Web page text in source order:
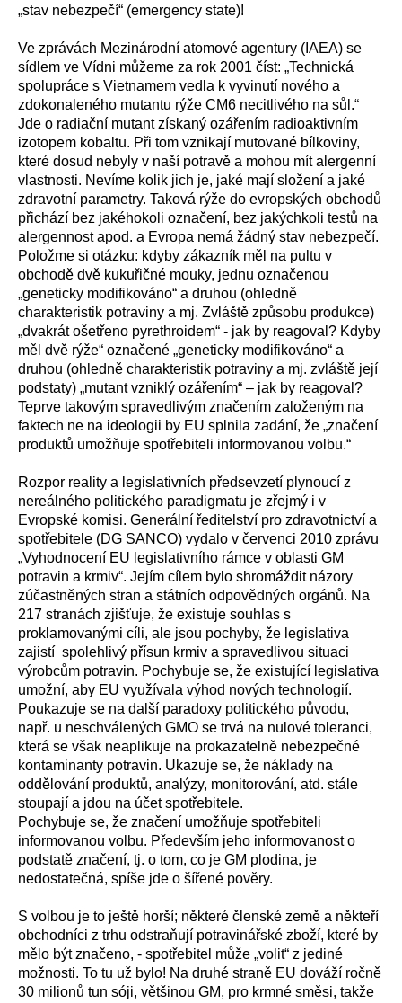
„stav nebezpečí“ (emergency state)!
Ve zprávách Mezinárodní atomové agentury (IAEA) se
sídlem ve Vídni můžeme za rok 2001 číst: „Technická
spolupráce s Vietnamem vedla k vyvinutí nového a
zdokonaleného mutantu rýže CM6 necitlivého na sůl.“
Jde o radiační mutant získaný ozářením radioaktivním
izotopem kobaltu. Při tom vznikají mutované bílkoviny,
které dosud nebyly v naší potravě a mohou mít alergenní
vlastnosti. Nevíme kolik jich je, jaké mají složení a jaké
zdravotní parametry. Taková rýže do evropských obchodů
přichází bez jakéhokoli označení, bez jakýchkoli testů na
alergennost apod. a Evropa nemá žádný stav nebezpečí.
Položme si otázku: kdyby zákazník měl na pultu v
obchodě dvě kukuřičné mouky, jednu označenou
„geneticky modifikováno“ a druhou (ohledně
charakteristik potraviny a mj. Zvláště způsobu produkce)
„dvakrát ošetřeno pyrethroidem“ - jak by reagoval? Kdyby
měl dvě rýže“ označené „geneticky modifikováno“ a
druhou (ohledně charakteristik potraviny a mj. zvláště její
podstaty) „mutant vzniklý ozářením“ – jak by reagoval?
Teprve takovým spravedlivým značením založeným na
faktech ne na ideologii by EU splnila zadání, že „značení
produktů umožňuje spotřebiteli informovanou volbu.“
Rozpor reality a legislativních předsevzetí plynoucí z
nereálného politického paradigmatu je zřejmý i v
Evropské komisi. Generální ředitelství pro zdravotnictví a
spotřebitele (DG SANCO) vydalo v červenci 2010 zprávu
„Vyhodnocení EU legislativního rámce v oblasti GM
potravin a krmiv“. Jejím cílem bylo shromáždit názory
zúčastněných stran a státních odpovědných orgánů. Na
217 stranách zjišťuje, že existuje souhlas s
proklamovanými cíli, ale jsou pochyby, že legislativa
zajistí spolehlivý přísun krmiv a spravedlivou situaci
výrobcům potravin. Pochybuje se, že existující legislativa
umožní, aby EU využívala výhod nových technologií.
Poukazuje se na další paradoxy politického původu,
např. u neschválených GMO se trvá na nulové toleranci,
která se však neaplikuje na prokazatelně nebezpečné
kontaminanty potravin. Ukazuje se, že náklady na
oddělování produktů, analýzy, monitorování, atd. stále
stoupají a jdou na účet spotřebitele.
Pochybuje se, že značení umožňuje spotřebiteli
informovanou volbu. Především jeho informovanost o
podstatě značení, tj. o tom, co je GM plodina, je
nedostatečná, spíše jde o šířené pověry.
S volbou je to ještě horší; některé členské země a někteří
obchodníci z trhu odstraňují potravinářské zboží, které by
mělo být značeno, - spotřebitel může „volit“ z jediné
možnosti. To tu už bylo! Na druhé straně EU dováží ročně
30 milionů tun sóji, většinou GM, pro krmné směsi, takže